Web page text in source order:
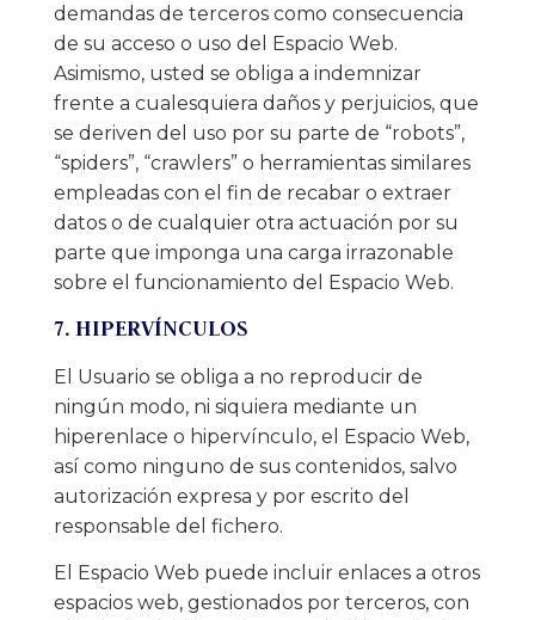
demandas de terceros como consecuencia
de su acceso o uso del Espacio Web.
Asimismo, usted se obliga a indemnizar
frente a cualesquiera daños y perjuicios, que
se deriven del uso por su parte de “robots”,
“spiders”, “crawlers” o herramientas similares
empleadas con el fin de recabar o extraer
datos o de cualquier otra actuación por su
parte que imponga una carga irrazonable
sobre el funcionamiento del Espacio Web.
7. HIPERVÍNCULOS
El Usuario se obliga a no reproducir de
ningún modo, ni siquiera mediante un
hiperenlace o hipervínculo, el Espacio Web,
así como ninguno de sus contenidos, salvo
autorización expresa y por escrito del
responsable del fichero.
El Espacio Web puede incluir enlaces a otros
espacios web, gestionados por terceros, con